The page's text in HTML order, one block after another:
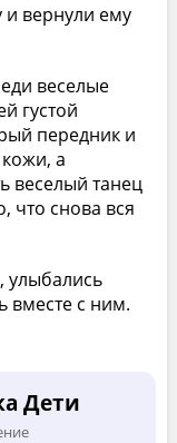
и вернули ему
веселые
густой
передник и
а
веселый танец
что снова вся
улыбались
вместе с ним.
Дети